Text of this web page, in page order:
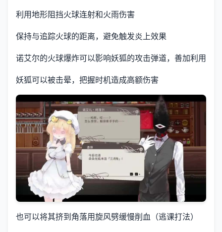
利用地形阻挡火球连射和火雨伤害
保持与追踪火球的距离，避免触发炎上效果
诺艾尔的火球爆炸可以影响妖狐的攻击弹道，善加利用
妖狐可以被击晕，把握时机造成高额伤害
也可以将其挤到角落用旋风劈缓慢削血（逃课打法）